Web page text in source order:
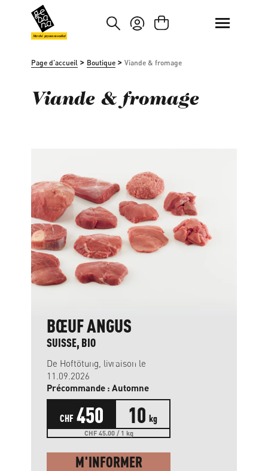
au contenu principal
Passer à la recherche
Marché paysan mondial
Page d'accueil > Boutique > Viande & fromage
Viande & fromage
BŒUF ANGUS
SUISSE, BIO
De Hoftötung, livraison le
11.09.2026
Précommande : Automne
CHF 450 10 kg
CHF 45.00 / 1 kg
M'INFORMER